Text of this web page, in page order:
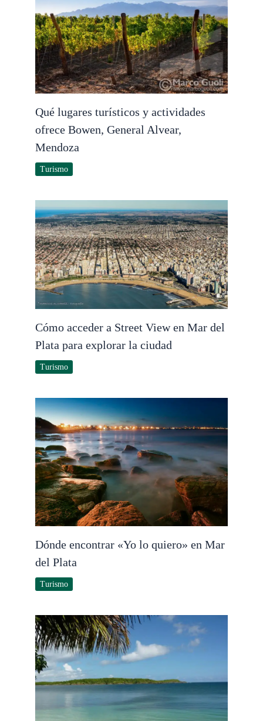
Qué lugares turísticos y actividades
ofrece Bowen, General Alvear,
Mendoza
Turismo
Cómo acceder a Street View en Mar del
Plata para explorar la ciudad
Turismo
Dónde encontrar «Yo lo quiero» en Mar
del Plata
Turismo